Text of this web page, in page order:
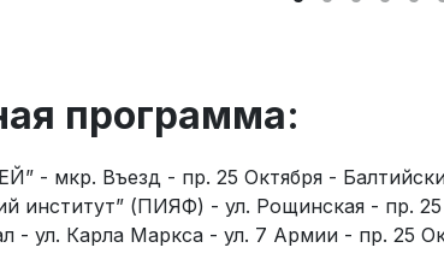
программа:
- мкр. Въезд - пр. 25 Октября -
институт” (ПИЯФ) - ул. Рощинская - пр.
- ул. Карла Маркса - ул. 7 Армии - пр. 25